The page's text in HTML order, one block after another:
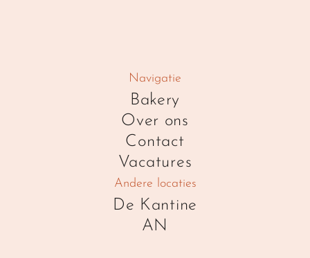
Navigatie
Bakery
Over ons
Contact
Vacatures
Andere locaties
De Kantine
AN